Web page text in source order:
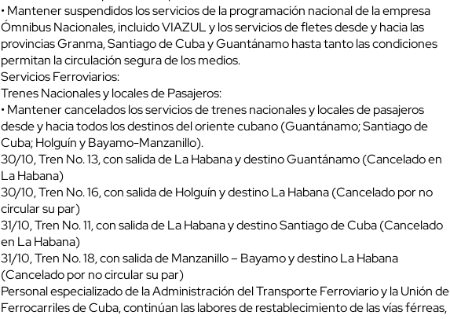
• Mantener suspendidos los servicios de la programación nacional de la empresa
Ómnibus Nacionales, incluido VIAZUL y los servicios de fletes desde y hacia las
provincias Granma, Santiago de Cuba y Guantánamo hasta tanto las condiciones
permitan la circulación segura de los medios.
Servicios Ferroviarios:
Trenes Nacionales y locales de Pasajeros:
• Mantener cancelados los servicios de trenes nacionales y locales de pasajeros
desde y hacia todos los destinos del oriente cubano (Guantánamo; Santiago de
Cuba; Holguín y Bayamo-Manzanillo).
30/10, Tren No. 13, con salida de La Habana y destino Guantánamo (Cancelado en
La Habana)
30/10, Tren No. 16, con salida de Holguín y destino La Habana (Cancelado por no
circular su par)
31/10, Tren No. 11, con salida de La Habana y destino Santiago de Cuba (Cancelado
en La Habana)
31/10, Tren No. 18, con salida de Manzanillo – Bayamo y destino La Habana
(Cancelado por no circular su par)
Personal especializado de la Administración del Transporte Ferroviario y la Unión de
Ferrocarriles de Cuba, continúan las labores de restablecimiento de las vías férreas,